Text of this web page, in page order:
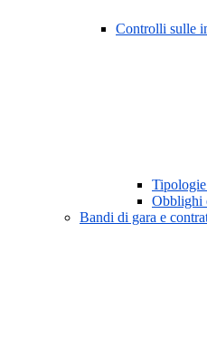
Controlli sulle
Obblighi
Bandi di gara e